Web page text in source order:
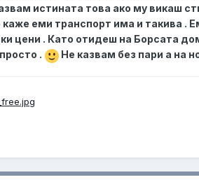
истината това ако му викаш
каже еми транспорт има и такива .
цени . Като отидеш на Борсата
.
Не казвам без пари а на